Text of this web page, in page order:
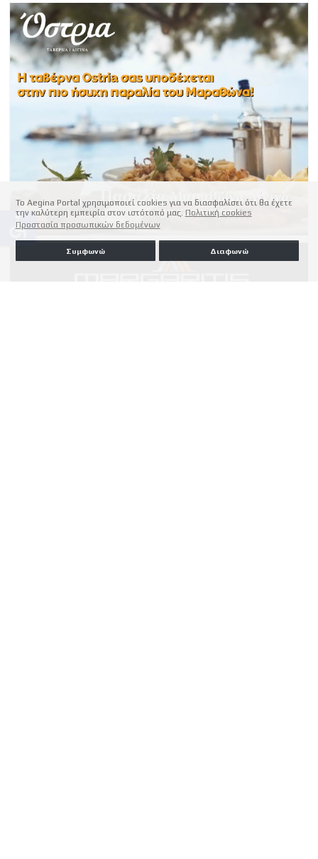
Το Aegina Portal χρησιμοποιεί cookies για να διασφαλίσει ότι θα έχετε
την καλύτερη εμπειρία στον ιστότοπό μας. Πολιτική cookies
Προστασία προσωπικών δεδομένων
Συμφωνώ Διαφωνώ
accessible